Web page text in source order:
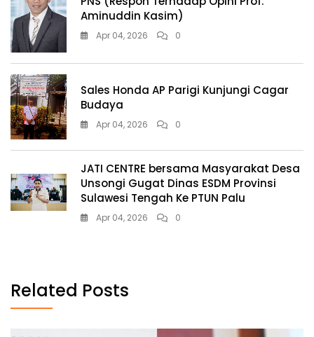
Aminuddin Kasim)
Apr 04, 2026 0
Sales Honda AP Parigi Kunjungi Cagar
Budaya
Apr 04, 2026 0
JATI CENTRE bersama Masyarakat Desa
Unsongi Gugat Dinas ESDM Provinsi
Sulawesi Tengah Ke PTUN Palu
Apr 04, 2026 0
Related Posts